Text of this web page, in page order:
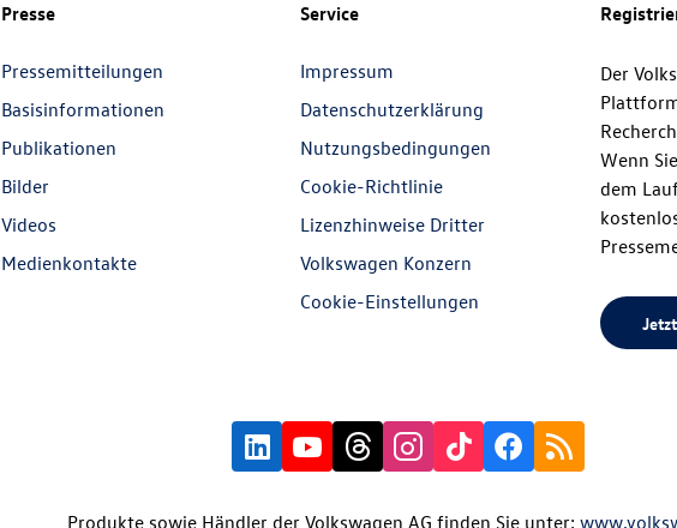
Presse
Pressemitteilungen
Basisinformationen
Publikationen
Bilder
Videos
Medienkontakte
Service
Impressum
Datenschutzerklärung
Nutzungsbedingungen
Cookie-Richtlinie
Lizenzhinweise Dritter
Volkswagen Konzern
Cookie-Einstellungen
Der
Wenn
dem
Produkte sowie Händler der Volkswagen AG finden Sie unter: